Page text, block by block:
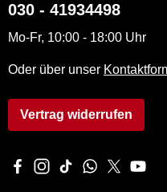
030 - 41934498
Mo-Fr, 10:00 - 18:00 Uhr
Oder über unser
Vertrag widerrufen
Besuche uns auf
Schau auf Instagram
Sieh dir unsere
Schreib uns
Folge uns
Sieh